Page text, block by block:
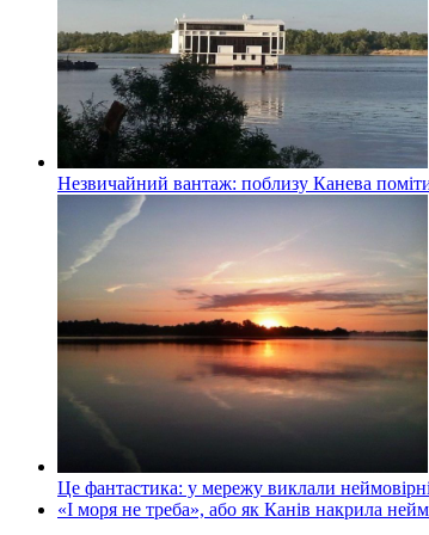
Незвичайний вантаж: поблизу Канева
Це фантастика: у мережу виклали
«І моря не треба», або як Канів накрила